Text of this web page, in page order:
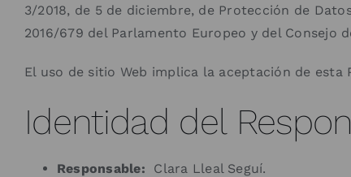
3/2018, de 5 de diciembre, de Protección de
2016/679 del Parlamento Europeo y del Consejo
El uso de sitio Web implica la aceptación de esta
Identidad del
Responsable: Clara Lleal Seguí.